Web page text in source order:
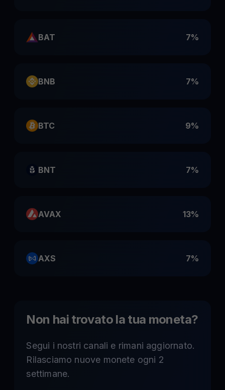
BAT 7%
BNB 7%
BTC 9%
BNT 7%
AVAX 13%
AXS 7%
Non hai trovato la tua moneta?
Segui i nostri canali e rimani aggiornato.
Rilasciamo nuove monete ogni 2
settimane.